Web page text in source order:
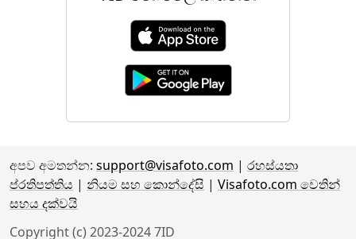
අපව අමතන්න: support@visafoto.com | රහස්යතා
ප්රතිපත්තිය | නියම සහ කොන්දේසි | Visafoto.com වෙතින්
සහය දක්වයි
Copyright (c) 2023-2024 7ID